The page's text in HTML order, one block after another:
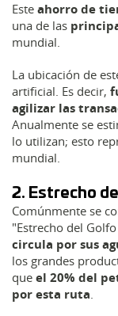
Este ahorro de
una de las
mundial.
La ubicación de
artificial. Es decir,
agilizar las
Anualmente se
lo utilizan; esto
mundial.
2. Estrecho
Comúnmente se
"Estrecho del
circula por sus
los grandes
que el 20% del
por esta ruta.